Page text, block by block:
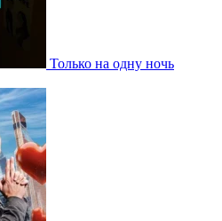
Только на одну ночь